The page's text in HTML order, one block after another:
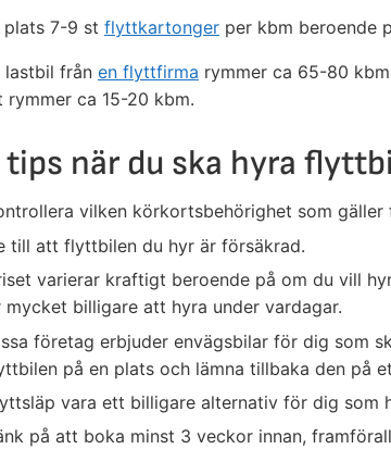
7-9 st flyttkartonger per kbm beroende
lastbil från en flyttfirma rymmer ca 65-80
rymmer ca 15-20 kbm.
tips när du ska hyra
vilken körkortsbehörighet som
till att flyttbilen du hyr är försäkrad.
varierar kraftigt beroende på om du vill
mycket billigare att hyra under vardagar.
företag erbjuder envägsbilar för dig som
på en plats och lämna tillbaka den på
vara ett billigare alternativ för dig som
på att boka minst 3 veckor innan,